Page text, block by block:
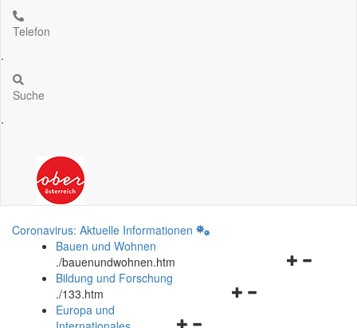
Telefon
.
Suche
.
Coronavirus: Aktuelle Informationen
Bauen und Wohnen
./bauenundwohnen.htm
Navigationsmenü
Bildung und Forschung
./133.htm
Navigationsmenü
Europa und